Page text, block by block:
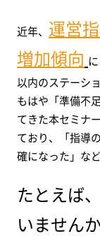
近年、 運営
増加傾向
以内のステーシ
もはや「準備不
てきた本セミナ
ており、「指導
確になった」な
たとえば
いません